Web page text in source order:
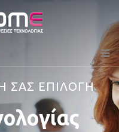
ΣΑΣ ΕΠΙΛΟΓΗ